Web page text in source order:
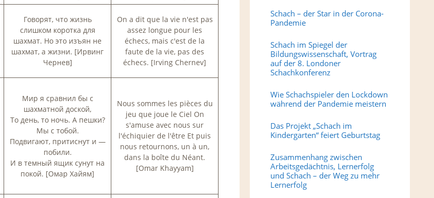
Говорят, что жизнь
слишком коротка для
шахмат. Но это изъян не
шахмат, а жизни. [Ирвинг
Чернев]
On a dit que la vie n'est pas
assez longue pour les
échecs, mais c'est de la
faute de la vie, pas des
échecs. [Irving Chernev]
Мир я сравнил бы с
шахматной доской,
То день, то ночь. А пешки?
Мы с тобой.
Подвигают, притиснут и —
побили.
И в темный ящик сунут на
покой. [Омар Хайям]
Nous sommes les pièces du
jeu que joue le Ciel On
s'amuse avec nous sur
l'échiquier de l'être Et puis
nous retournons, un à un,
dans la boîte du Néant.
[Omar Khayyam]
Schach – der Star in der Corona-
Pandemie
Schach im Spiegel der
Bildungswissenschaft, Vortrag
auf der 8. Londoner
Schachkonferenz
Wie Schachspieler den Lockdown
während der Pandemie meistern
Das Projekt „Schach im
Kindergarten“ feiert Geburtstag
Zusammenhang zwischen
Arbeitsgedächtnis, Lernerfolg
und Schach – der Weg zu mehr
Lernerfolg